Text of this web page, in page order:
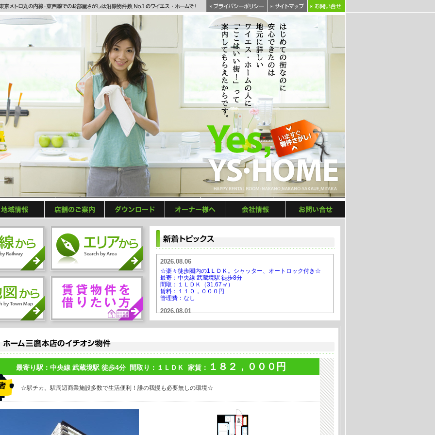
2026.08.06
☆楽々徒歩圏内の1ＬＤＫ。シャッター、オートロック付き☆
最寄：中央線 武蔵境駅 徒歩8分
間取：１ＬＤＫ（31.67㎡）
賃料：１１０，０００円
管理費：なし
2026.08.01
☆設備充実は当たりまえ！！玄関ホール付きワンルーム。キッチ
ンは収納できます☆
管理費：11,000円
2026.07.26
☆新築★国分寺駅徒歩12分★カップル・ファミリーにオススメ
最寄：中央線 国分寺駅 徒歩12分
賃料：１７３，０００円
☆三鷹駅は何と言っても便利です！緑と便利さを変え備えるなら
最寄り駅：中央線 武蔵境駅 徒歩4分 間取り：１ＬＤＫ 家賃： １８２，０００円
☆駅チカ。駅周辺商業施設多数で生活便利！誰の我慢も必要無しの環境☆